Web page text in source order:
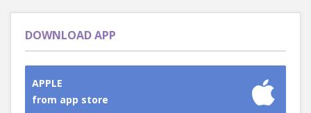
DOWNLOAD APP
APPLE
from app store